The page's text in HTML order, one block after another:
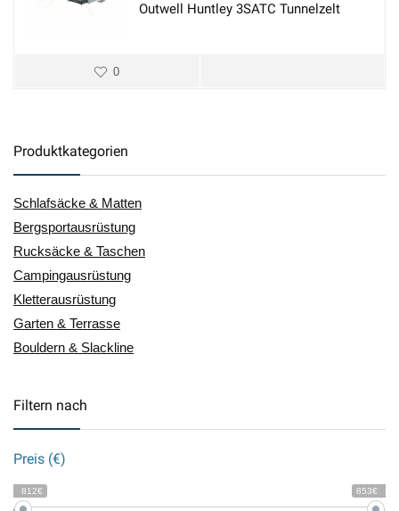
Outwell Huntley 3SATC Tunnelzelt
0
Produktkategorien
Schlafsäcke & Matten
Bergsportausrüstung
Rucksäcke & Taschen
Campingausrüstung
Kletterausrüstung
Garten & Terrasse
Bouldern & Slackline
Filtern nach
Preis (€)
812€ 853€